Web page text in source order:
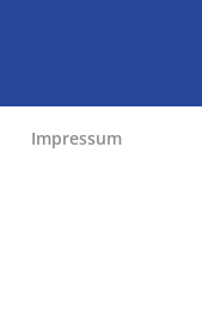
Impressum